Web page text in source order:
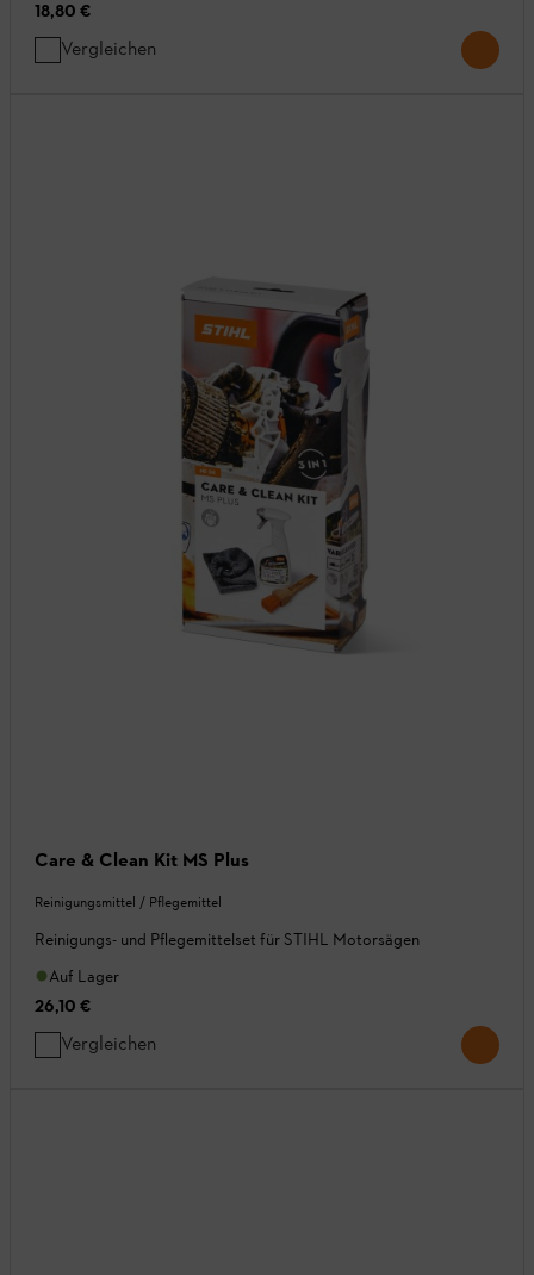
18,80 €
Vergleichen
Care & Clean Kit MS Plus
Reinigungsmittel / Pflegemittel
Reinigungs- und Pflegemittelset für STIHL Motorsägen
Auf Lager
26,10 €
Vergleichen